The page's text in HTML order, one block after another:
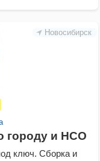
Новосибирск
городу и НСО
ключ. Сборка и